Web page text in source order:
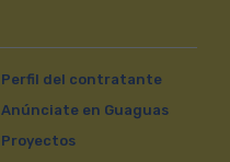
Perfil del contratante
Anúnciate en Guaguas
Proyectos